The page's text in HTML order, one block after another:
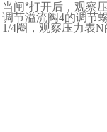
当闸*打开后，观察
调节溢流阀4的调节
1/4圈，观察压力表N